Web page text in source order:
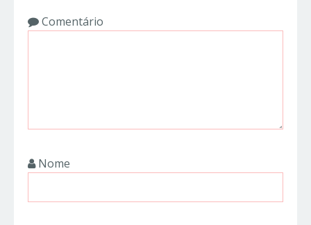
Comentário
Nome